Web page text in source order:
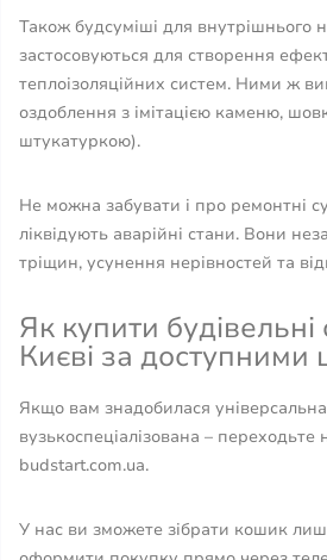
Також будсуміші для внутрішнього
застосовуються для створення
теплоізоляційних систем. Ними ж
оздоблення з імітацією каменю,
штукатуркою).
Не можна забувати і про ремонтні
ліквідують аварійні стани. Вони
тріщин, усунення нерівностей та
Як купити будівельні
Києві за доступними
Якщо вам знадобилася
вузькоспеціалізована –
budstart.com.ua.
У нас ви зможете зібрати кошик